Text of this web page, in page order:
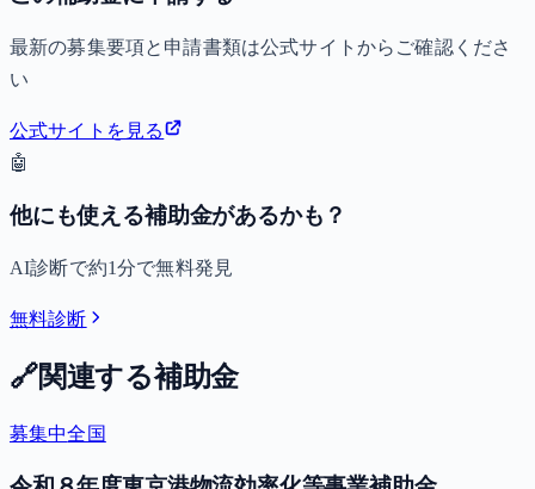
最新の募集要項と申請書類は公式サイトからご確認くださ
い
公式サイトを見る
🤖
他にも使える補助金があるかも？
AI診断で約1分で無料発見
無料診断
🔗関連する補助金
募集中全国